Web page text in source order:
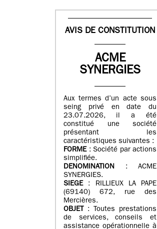
AVIS DE CONSTITUTION
ACME
SYNERGIES
Aux termes d’un acte sous
seing privé en date du
23.07.2026, il a été
constitué une société
présentant les
caractéristiques suivantes :
FORME: Société par actions
simplifiée.
DENOMINATION : ACME
SYNERGIES.
SIEGE: RILLIEUX LA PAPE
(69140) 672, rue des
Mercières.
OBJET
: Toutes prestations
de services, conseils et
assistance opérationnelle à